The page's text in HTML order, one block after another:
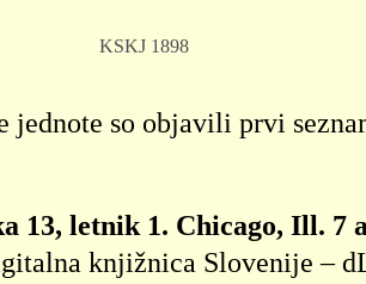
so objavili prvi
13, letnik 1. Chicago, Ill. 7
knjižnica Slovenije –